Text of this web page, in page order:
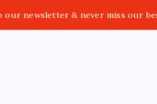
our newsletter & never miss our